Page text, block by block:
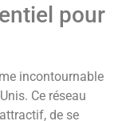
pour
incontournable
Ce réseau
de se